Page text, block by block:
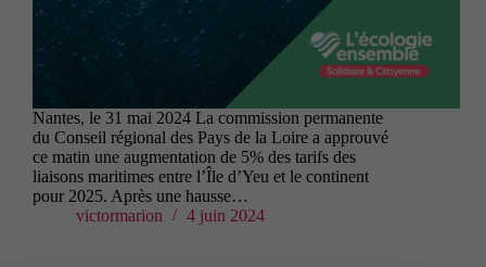
Nantes, le 31 mai 2024 La commission permanente
du Conseil régional des Pays de la Loire a approuvé
ce matin une augmentation de 5% des tarifs des
liaisons maritimes entre l’Île d’Yeu et le continent
pour 2025. Après une hausse…
victormarion
4 juin 2024